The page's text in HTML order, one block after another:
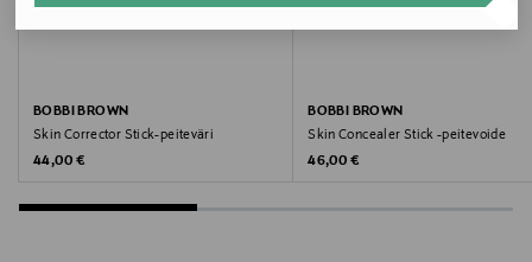
Valmistajan osoite
Digitaalinen osoite
csfinland@fi.estee.com
BOBBI BROWN
Skin Corrector Stick-peiteväri
Original Price
44,00 €
BOBBI BROWN
Skin Concealer Stick -peitevoide
Original Price
46,00 €